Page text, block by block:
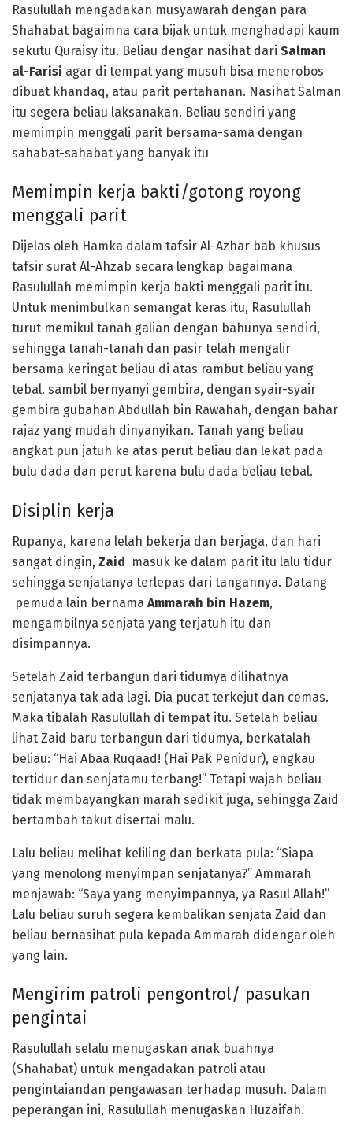
Rasulullah mengadakan musyawarah dengan para
Shahabat bagaimna cara bijak untuk menghadapi kaum
sekutu Quraisy itu. Beliau dengar nasihat dari Salman
al-Farisi agar di tempat yang musuh bisa menerobos
dibuat khandaq, atau parit pertahanan. Nasihat Salman
itu segera beliau laksanakan. Beliau sendiri yang
memimpin menggali parit bersama-sama dengan
sahabat-sahabat yang banyak itu
Memimpin kerja bakti/gotong royong
menggali parit
Dijelas oleh Hamka dalam tafsir Al-Azhar bab khusus
tafsir surat Al-Ahzab secara lengkap bagaimana
Rasulullah memimpin kerja bakti menggali parit itu.
Untuk menimbulkan semangat keras itu, Rasulullah
turut memikul tanah galian dengan bahunya sendiri,
sehingga tanah-tanah dan pasir telah mengalir
bersama keringat beliau di atas rambut beliau yang
tebal. sambil bernyanyi gembira, dengan syair-syair
gembira gubahan Abdullah bin Rawahah, dengan bahar
rajaz yang mudah dinyanyikan. Tanah yang beliau
angkat pun jatuh ke atas perut beliau dan lekat pada
bulu dada dan perut karena bulu dada beliau tebal.
Disiplin kerja
Rupanya, karena lelah bekerja dan berjaga, dan hari
sangat dingin, Zaid masuk ke dalam parit itu lalu tidur
sehingga senjatanya terlepas dari tangannya. Datang
pemuda lain bernama Ammarah bin Hazem,
mengambilnya senjata yang terjatuh itu dan
disimpannya.
Setelah Zaid terbangun dari tidumya dilihatnya
senjatanya tak ada lagi. Dia pucat terkejut dan cemas.
Maka tibalah Rasulullah di tempat itu. Setelah beliau
lihat Zaid baru terbangun dari tidumya, berkatalah
beliau: “Hai Abaa Ruqaad! (Hai Pak Penidur), engkau
tertidur dan senjatamu terbang!” Tetapi wajah beliau
tidak membayangkan marah sedikit juga, sehingga Zaid
bertambah takut disertai malu.
Lalu beliau melihat keliling dan berkata pula: “Siapa
yang menolong menyimpan senjatanya?” Ammarah
menjawab: “Saya yang menyimpannya, ya Rasul Allah!”
Lalu beliau suruh segera kembalikan senjata Zaid dan
beliau bernasihat pula kepada Ammarah didengar oleh
yang lain.
Mengirim patroli pengontrol/ pasukan
pengintai
Rasulullah selalu menugaskan anak buahnya
(Shahabat) untuk mengadakan patroli atau
pengintaiandan pengawasan terhadap musuh. Dalam
peperangan ini, Rasulullah menugaskan Huzaifah.